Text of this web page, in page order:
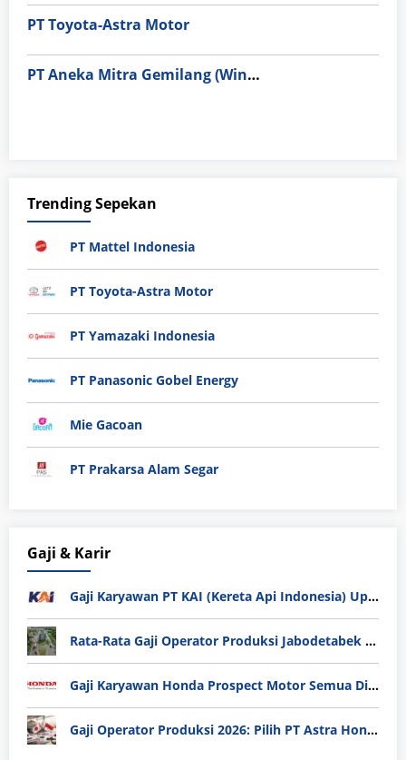
PT Toyota-Astra Motor
PT Aneka Mitra Gemilang (Wings Group)
Trending Sepekan
PT Mattel Indonesia
PT Toyota-Astra Motor
PT Yamazaki Indonesia
PT Panasonic Gobel Energy
Mie Gacoan
PT Prakarsa Alam Segar
Gaji & Karir
Gaji Karyawan PT KAI (Kereta Api Indonesia) Update 2025
Rata-Rata Gaji Operator Produksi Jabodetabek 2025: Bedah Tuntas UMK, Lemburan, dan Realita Hidup Buruh
Gaji Karyawan Honda Prospect Motor Semua Divisi
Gaji Operator Produksi 2026: Pilih PT Astra Honda Motor (AHM) atau Manufaktur di Jepang?